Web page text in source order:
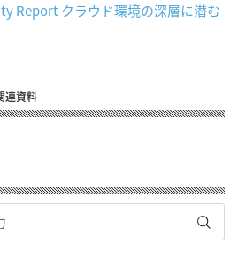
Report クラウド環境の深層に潜む
連資料